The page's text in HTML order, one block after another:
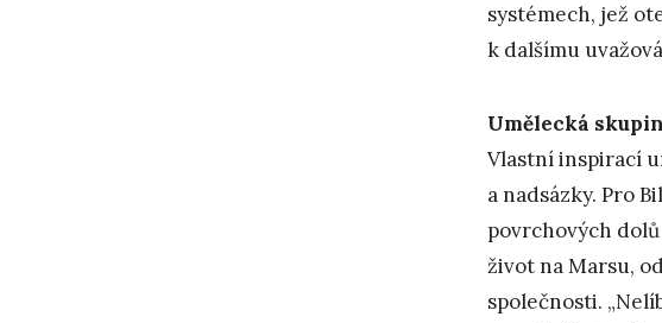
systémech, jež
k dalšímu
Umělecká
Vlastní inspirací
a nadsázky. Pro
povrchových
život na Marsu,
společnosti.